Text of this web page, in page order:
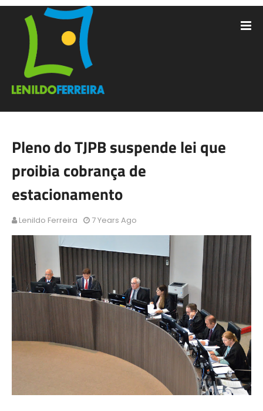
Pleno do TJPB suspende lei que
proibia cobrança de
estacionamento
Lenildo Ferreira 7 Years Ago